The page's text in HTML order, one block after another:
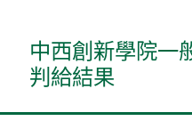
中西創新學院一
判給結果